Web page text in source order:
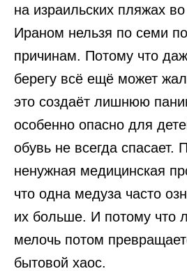
на израильских пляжах
Ираном нельзя по семи
причинам. Потому что
берегу всё ещё может
это создаёт лишнюю
особенно опасно для
обувь не всегда спасает.
ненужная медицинская
что одна медуза часто
их больше. И потому что
мелочь потом
бытовой хаос.